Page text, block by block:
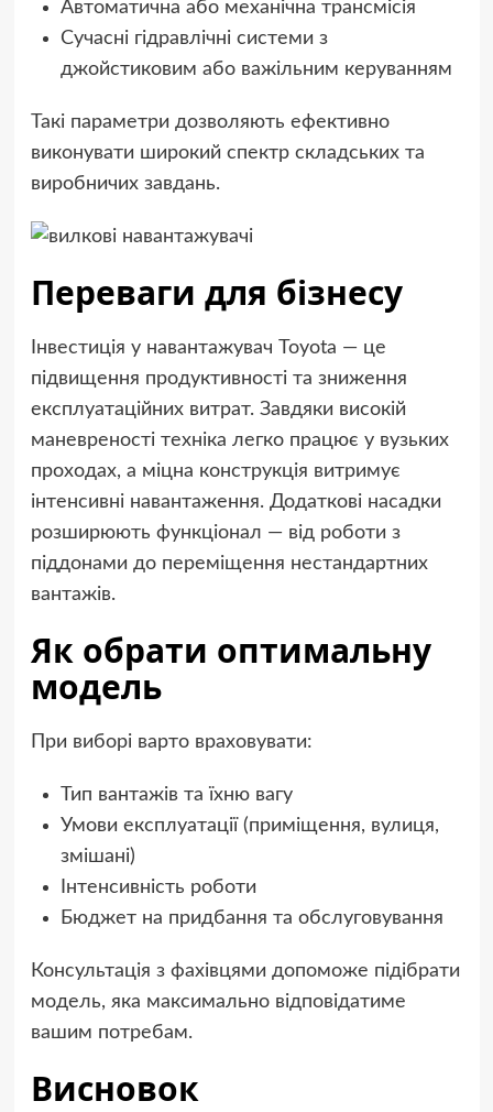
Автоматична або механічна трансмісія
Сучасні гідравлічні системи з
джойстиковим або важільним керуванням
Такі параметри дозволяють ефективно
виконувати широкий спектр складських та
виробничих завдань.
Переваги для бізнесу
Інвестиція у навантажувач Toyota — це
підвищення продуктивності та зниження
експлуатаційних витрат. Завдяки високій
маневреності техніка легко працює у вузьких
проходах, а міцна конструкція витримує
інтенсивні навантаження. Додаткові насадки
розширюють функціонал — від роботи з
піддонами до переміщення нестандартних
вантажів.
Як обрати оптимальну
модель
При виборі варто враховувати:
Тип вантажів та їхню вагу
Умови експлуатації (приміщення, вулиця,
змішані)
Інтенсивність роботи
Бюджет на придбання та обслуговування
Консультація з фахівцями допоможе підібрати
модель, яка максимально відповідатиме
вашим потребам.
Висновок